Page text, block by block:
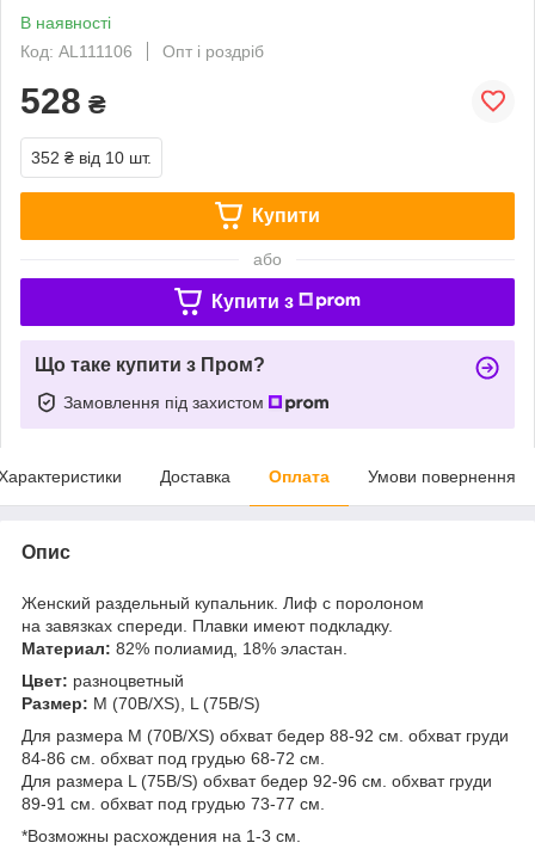
В наявності
Код: AL111106
Опт і роздріб
528 ₴
352 ₴ від 10 шт.
Купити
або
Купити з
Що таке купити з Пром?
Замовлення під захистом
Доставка Оплата Умови повернення
Опис
Женский раздельный купальник. Лиф с поролоном
на завязках спереди. Плавки имеют подкладку.
Материал: 82% полиамид, 18% эластан.
Цвет: разноцветный
Размер: M (70B/XS), L (75B/S)
Для размера M (70B/XS) обхват бедер 88-92 см. обхват груди
84-86 см. обхват под грудью 68-72 см.
Для размера L (75B/S) обхват бедер 92-96 см. обхват груди
89-91 см. обхват под грудью 73-77 см.
*Возможны расхождения на 1-3 см.